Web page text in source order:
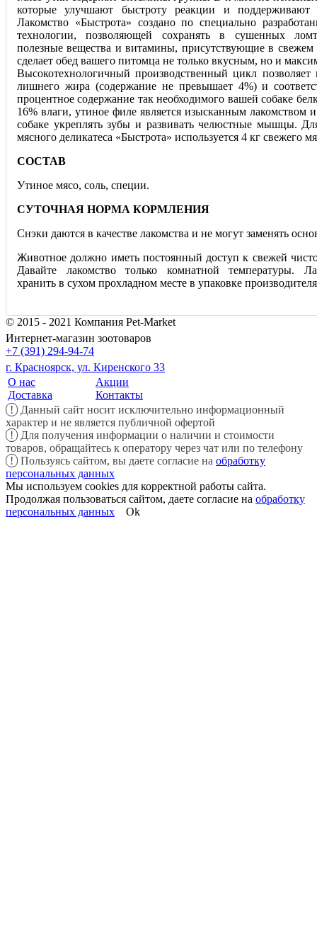
которые улучшают быстроту реакции и поддерживают
Лакомство «Быстрота» создано по специально
технологии, позволяющей сохранять в сушенных
полезные вещества и витамины, присутствующие в свежем
сделает обед вашего питомца не только вкусным, но и
Высокотехнологичный производственный цикл позволяет
лишнего жира (содержание не превышает 4%) и
процентное содержание так необходимого вашей собаке
16% влаги, утиное филе является изысканным лакомством
собаке укреплять зубы и развивать челюстные мышцы.
мясного деликатеса «Быстрота» используется 4 кг свежего
СОСТАВ
Утиное мясо, соль, специи.
СУТОЧНАЯ НОРМА КОРМЛЕНИЯ
Снэки даются в качестве лакомства и не могут заменять
Животное должно иметь постоянный доступ к свежей
Давайте лакомство только комнатной температуры.
хранить в сухом прохладном месте в упаковке
© 2015 - 2021 Компания Pet-Market
Интернет-магазин зоотоваров
+7 (391) 294-94-74
г. Красноярск, ул. Киренского 33
О нас
Доставка
Акции
Контакты
!
Данный сайт носит исключительно информационный
характер и не является публичной офертой
!
Для получения информации о наличии и стоимости
товаров, обращайтесь к оператору через чат или по телефону
!
Пользуясь сайтом, вы даете согласие на обработку
персональных данных
Мы используем cookies для корректной работы сайта.
Продолжая пользоваться сайтом, даете согласие на обработку
персональных данных
Ok